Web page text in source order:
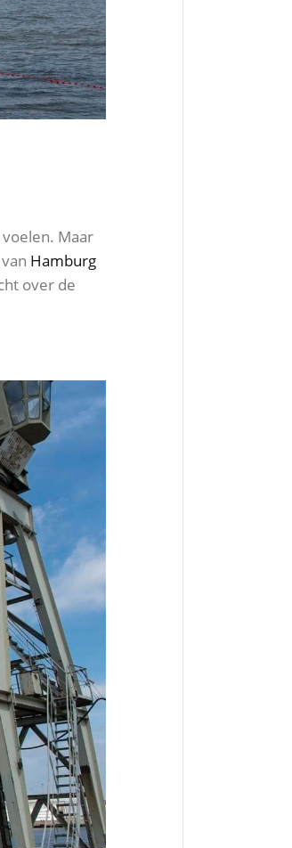
Maar
Hamburg
over de